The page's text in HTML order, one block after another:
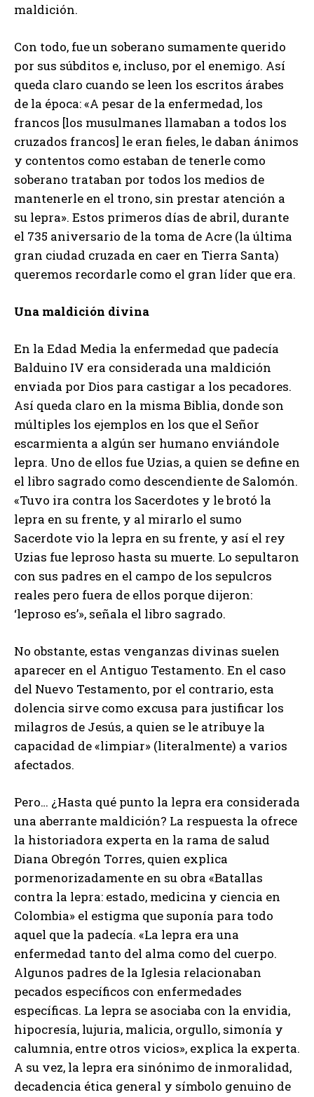
maldición.
Con todo, fue un soberano sumamente querido
por sus súbditos e, incluso, por el enemigo. Así
queda claro cuando se leen los escritos árabes
de la época: «A pesar de la enfermedad, los
francos [los musulmanes llamaban a todos los
cruzados francos] le eran fieles, le daban ánimos
y contentos como estaban de tenerle como
soberano trataban por todos los medios de
mantenerle en el trono, sin prestar atención a
su lepra». Estos primeros días de abril, durante
el 735 aniversario de la toma de Acre (la última
gran ciudad cruzada en caer en Tierra Santa)
queremos recordarle como el gran líder que era.
Una maldición divina
En la Edad Media la enfermedad que padecía
Balduino IV era considerada una maldición
enviada por Dios para castigar a los pecadores.
Así queda claro en la misma Biblia, donde son
múltiples los ejemplos en los que el Señor
escarmienta a algún ser humano enviándole
lepra. Uno de ellos fue Uzias, a quien se define en
el libro sagrado como descendiente de Salomón.
«Tuvo ira contra los Sacerdotes y le brotó la
lepra en su frente, y al mirarlo el sumo
Sacerdote vio la lepra en su frente, y así el rey
Uzias fue leproso hasta su muerte. Lo sepultaron
con sus padres en el campo de los sepulcros
reales pero fuera de ellos porque dijeron:
‘leproso es’», señala el libro sagrado.
No obstante, estas venganzas divinas suelen
aparecer en el Antiguo Testamento. En el caso
del Nuevo Testamento, por el contrario, esta
dolencia sirve como excusa para justificar los
milagros de Jesús, a quien se le atribuye la
capacidad de «limpiar» (literalmente) a varios
afectados.
Pero… ¿Hasta qué punto la lepra era considerada
una aberrante maldición? La respuesta la ofrece
la historiadora experta en la rama de salud
Diana Obregón Torres, quien explica
pormenorizadamente en su obra «Batallas
contra la lepra: estado, medicina y ciencia en
Colombia» el estigma que suponía para todo
aquel que la padecía. «La lepra era una
enfermedad tanto del alma como del cuerpo.
Algunos padres de la Iglesia relacionaban
pecados específicos con enfermedades
específicas. La lepra se asociaba con la envidia,
hipocresía, lujuria, malicia, orgullo, simonía y
calumnia, entre otros vicios», explica la experta.
A su vez, la lepra era sinónimo de inmoralidad,
decadencia ética general y símbolo genuino de